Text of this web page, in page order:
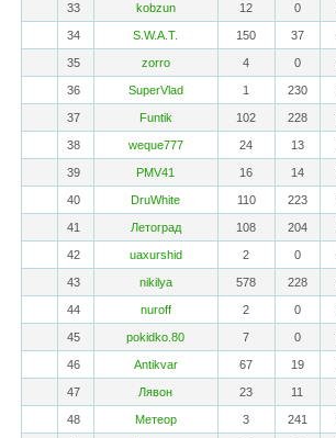
33 kobzun 12 0
34 S.W.A.T. 150 37
35 zorro 4 0
36 SuperVlad 1 230
37 Funtik 102 228
38 weque777 24 13
39 PMV41 16 14
40 DruWhite 110 223
41 Летоград 108 204
42 uaxurshid 2 0
43 nikilya 578 228
44 nuroff 2 0
45 pokidko.80 7 0
46 Antikvar 67 19
47 Лявон 23 11
48 Метеор 3 241